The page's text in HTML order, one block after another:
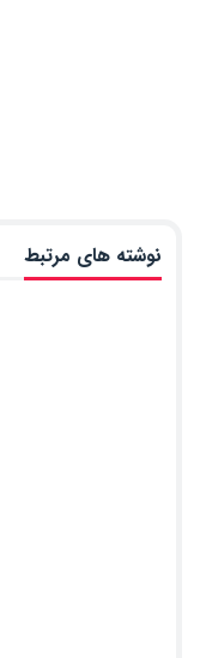
نوشته های مرتبط